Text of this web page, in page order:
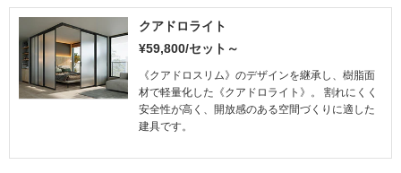
クアドロライト
¥59,800/セット～
《クアドロスリム》のデザインを継承し、樹脂面
材で軽量化した《クアドロライト》。 割れにくく
安全性が高く、開放感のある空間づくりに適した
建具です。